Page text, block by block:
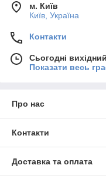
м. Київ
Київ, Україна
Контакти
Сьогодні вихідний
Показати весь
Про нас
Контакти
Доставка та оплата